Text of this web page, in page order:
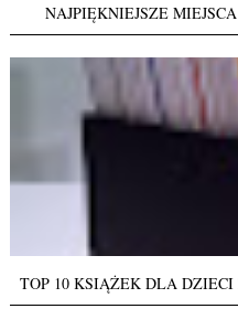
NAJPIĘKNIEJSZE
TOP 10 KSIĄŻEK DLA